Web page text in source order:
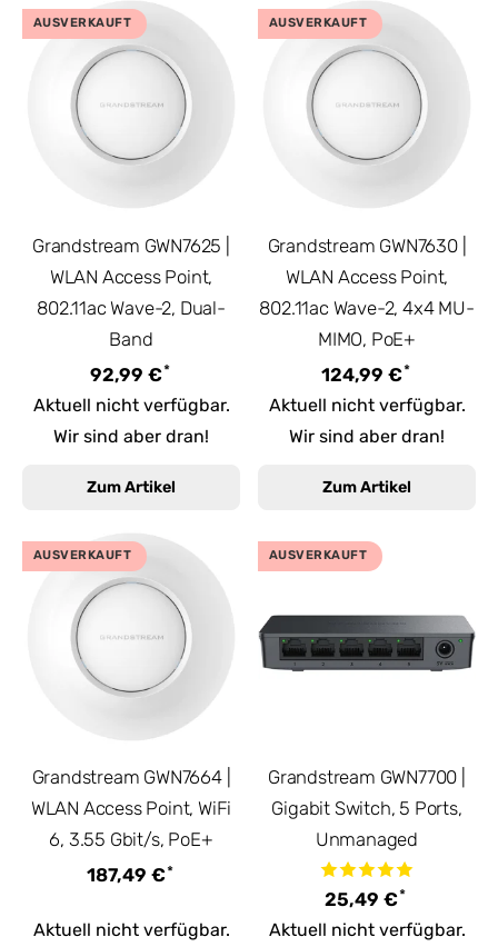
AUSVERKAUFT
Grandstream GWN7625 |
WLAN Access Point,
802.11ac Wave-2, Dual-
Band
92,99 €*
Aktuell nicht verfügbar.
Wir sind aber dran!
Zum Artikel
AUSVERKAUFT
Grandstream GWN7630 |
WLAN Access Point,
802.11ac Wave-2, 4x4 MU-
MIMO, PoE+
124,99 €*
Aktuell nicht verfügbar.
Wir sind aber dran!
Zum Artikel
AUSVERKAUFT
Grandstream GWN7664 |
WLAN Access Point, WiFi
6, 3.55 Gbit/s, PoE+
187,49 €*
Aktuell nicht verfügbar.
AUSVERKAUFT
Grandstream GWN7700 |
Gigabit Switch, 5 Ports,
Unmanaged
25,49 €*
Aktuell nicht verfügbar.